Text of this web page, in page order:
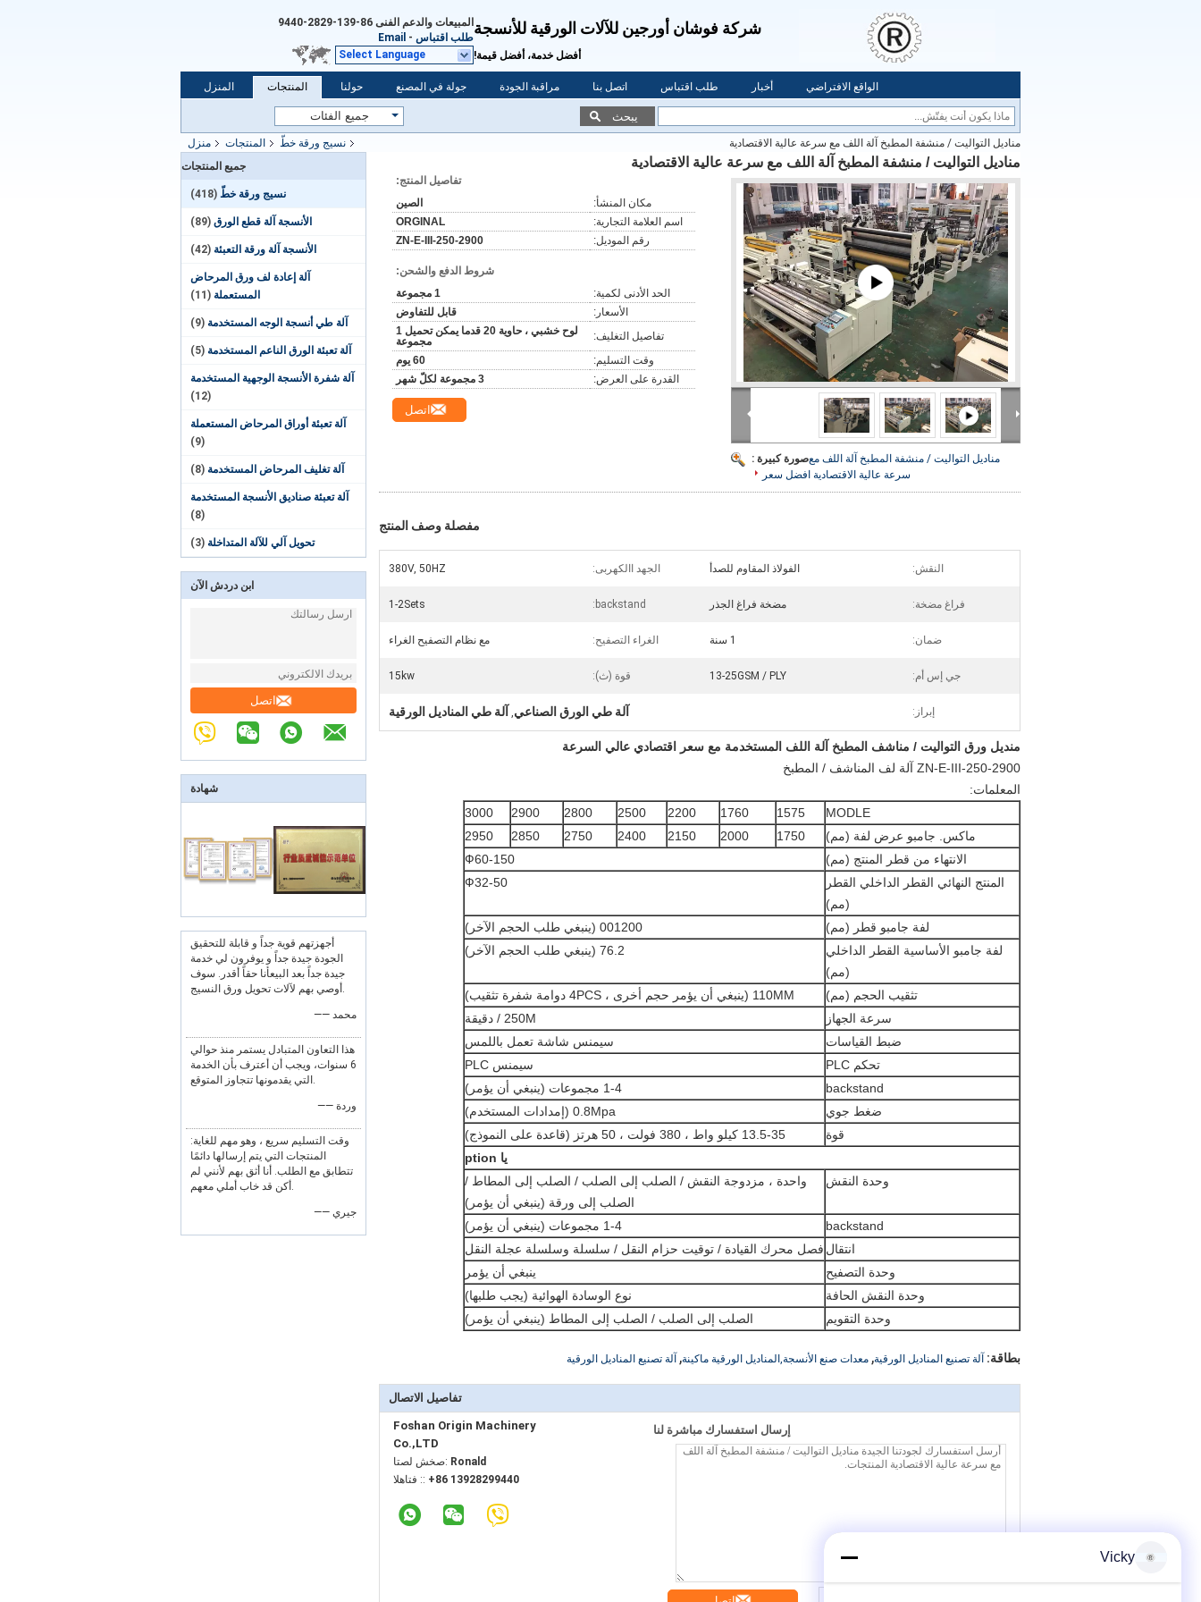
شركة فوشان أورجين للآلات الورقية للأنسجة
أفضل خدمة، أفضل قيمة!
المبيعات والدعم الفنى 86-139-2829-9440
طلب اقتباس -
Email
Select Language
المنزل المنتجات حولنا جولة في المصنع مراقبة الجودة اتصل بنا طلب اقتباس أخبار الواقع الافتراضي
يبحث
منزل المنتجات نسيج ورقة خطّ
مناديل التواليت / منشفة المطبخ آلة اللف مع سرعة عالية الاقتصادية
جميع المنتجات
نسيج ورقة خطّ (418)
الأنسجة آلة قطع الورق (89)
الأنسجة آلة ورقة التعبئة (42)
آلة إعادة لف ورق المرحاض
المستعملة (11)
آلة طي أنسجة الوجه المستخدمة (9)
آلة تعبئة الورق الناعم المستخدمة (5)
آلة شفرة الأنسجة الوجهية المستخدمة
(12)
آلة تعبئة أوراق المرحاض المستعملة
(9)
آلة تغليف المرحاض المستخدمة (8)
آلة تعبئة صناديق الأنسجة المستخدمة
(8)
تحويل آلي للآلة المتداخلة (3)
ابن دردش الآن
اتصل
شهادة
أجهزتهم قوية جداً و قابلة للتحقيق
الجودة جيدة جداً و يوفرون لي خدمة
جيدة جداً بعد البيعأنا حقاً أقدر. سوف
أوصي بهم لآلات تحويل ورق النسيج.
—— محمد
هذا التعاون المتبادل يستمر منذ حوالي
6 سنوات، ويجب أن أعترف بأن الخدمة
التي يقدمونها تتجاوز المتوقع.
—— وردة
وقت التسليم سريع ، وهو مهم للغاية:
المنتجات التي يتم إرسالها دائمًا
تتطابق مع الطلب. أنا أثق بهم لأنني لم
أكن قد خاب أملي معهم.
—— جيري
مناديل التواليت / منشفة المطبخ آلة اللف مع سرعة عالية الاقتصادية
صورة كبيرة :مناديل التواليت / منشفة المطبخ آلة اللف مع
سرعة عالية الاقتصادية افضل سعر
تفاصيل المنتج:
مكان المنشأ:
الصين
اسم العلامة التجارية:
ORGINAL
رقم الموديل:
ZN-E-III-250-2900
شروط الدفع والشحن:
الحد الأدنى لكمية:
1 مجموعة
الأسعار:
قابل للتفاوض
تفاصيل التغليف:
لوح خشبي ، حاوية 20 قدما يمكن تحميل 1
مجموعة
وقت التسليم:
60 يوم
القدرة على العرض:
3 مجموعة لكلّ شهر
اتصل
مفصلة وصف المنتج
النقش: الفولاذ المقاوم للصدأ الجهد االكهربى: 380V, 50HZ
فراغ مضخة: مضخة فراغ الجذر backstand:
1-2Sets
ضمان: 1 سنة الغراء التصفيح: مع نظام التصفيح الغراء
جي إس أم: 13-25GSM / PLY قوة (ث): 15kw
إبراز: آلة طي الورق الصناعي, آلة طي المناديل الورقية
منديل ورق التواليت / مناشف المطبخ آلة اللف المستخدمة مع سعر اقتصادي عالي السرعة
ZN-E-III-250-2900 آلة لف المناشف / المطبخ
المعلمات:
MODLE
1575
1760
2200
2500
2800
2900
3000
ماكس. جامبو عرض لفة (مم)
1750
2000
2150
2400
2750
2850
2950
الانتهاء من قطر المنتج (مم)
Ф60-150
المنتج النهائي القطر الداخلي القطر
(مم)
Ф32-50
لفة جامبو قطر (مم)
001200 (ينبغي طلب الحجم الآخر)
لفة جامبو الأساسية القطر الداخلي
(مم)
76.2 (ينبغي طلب الحجم الآخر)
تثقيب الحجم (مم)
110MM (ينبغي أن يؤمر حجم أخرى ، 4PCS دوامة شفرة تثقيب)
سرعة الجهاز
250M / دقيقة
ضبط القياسات
سيمنس شاشة تعمل باللمس
تحكم PLC
سيمنس PLC
backstand
1-4 مجموعات (ينبغي أن يؤمر)
ضغط جوي
0.8Mpa (إمدادات المستخدم)
قوة
13.5-35 كيلو واط ، 380 فولت ، 50 هرتز (قاعدة على النموذج)
يا ption
وحدة النقش
واحدة ، مزدوجة النقش / الصلب إلى الصلب / الصلب إلى المطاط /
الصلب إلى ورقة (ينبغي أن يؤمر)
backstand
1-4 مجموعات (ينبغي أن يؤمر)
انتقال فصل محرك القيادة / توقيت حزام النقل / سلسلة وسلسلة عجلة النقل
وحدة التصفيح
ينبغي أن يؤمر
وحدة النقش الحافة
نوع الوسادة الهوائية (يجب طلبها)
وحدة التقويم
الصلب إلى الصلب / الصلب إلى المطاط (ينبغي أن يؤمر)
بطاقة: آلة تصنيع المناديل الورقية, معدات صنع الأنسجة,المناديل الورقية ماكينة, آلة تصنيع المناديل الورقية
تفاصيل الاتصال
Foshan Origin Machinery
Co.,LTD
اتصل شخص: Ronald
الهاتف :: +86 13928299440
إرسال استفسارك مباشرة لنا
Vicky